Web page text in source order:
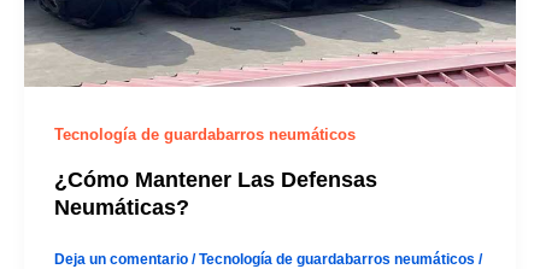
Tecnología de guardabarros neumáticos
¿Cómo Mantener Las Defensas
Neumáticas?
Deja un comentario /Tecnología de guardabarros neumáticos /